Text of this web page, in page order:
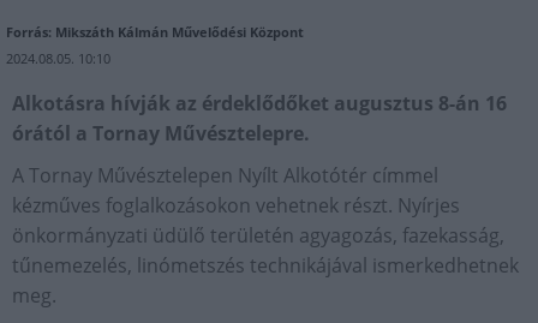
Forrás: Mikszáth Kálmán Művelődési Központ
2024.08.05. 10:10
Alkotásra hívják az érdeklődőket augusztus 8-án 16
órától a Tornay Művésztelepre.
A Tornay Művésztelepen Nyílt Alkotótér címmel
kézműves foglalkozásokon vehetnek részt. Nyírjes
önkormányzati üdülő területén agyagozás, fazekasság,
tűnemezelés, linómetszés technikájával ismerkedhetnek
meg.